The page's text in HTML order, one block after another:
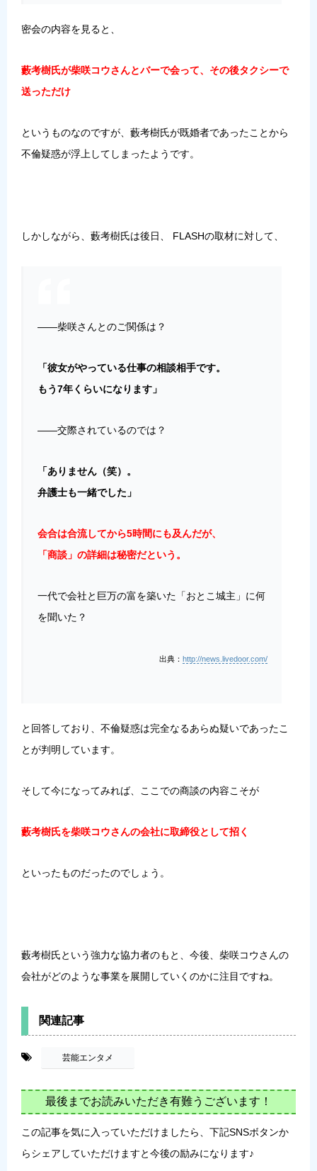
密会の内容を見ると、
藪考樹氏が柴咲コウさんとバーで会って、その後タクシーで
送っただけ
というものなのですが、藪考樹氏が既婚者であったことから
不倫疑惑が浮上してしまったようです。
しかしながら、藪考樹氏は後日、 FLASHの取材に対して、
――柴咲さんとのご関係は？
「彼女がやっている仕事の相談相手です。
もう7年くらいになります」
――交際されているのでは？
「ありません（笑）。
弁護士も一緒でした」
会合は合流してから5時間にも及んだが、
「商談」の詳細は秘密だという。
一代で会社と巨万の富を築いた「おとこ城主」に何
を聞いた？
出典： http://news.livedoor.com/
と回答しており、不倫疑惑は完全なるあらぬ疑いであったこ
とが判明しています。
そして今になってみれば、ここでの商談の内容こそが
藪考樹氏を柴咲コウさんの会社に取締役として招く
といったものだったのでしょう。
藪考樹氏という強力な協力者のもと、今後、柴咲コウさんの
会社がどのような事業を展開していくのかに注目ですね。
関連記事
芸能エンタメ
最後までお読みいただき有難うございます！
この記事を気に入っていただけましたら、下記SNSボタンか
らシェアしていただけますと今後の励みになります♪